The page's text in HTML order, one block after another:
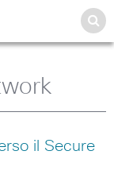
il Secure